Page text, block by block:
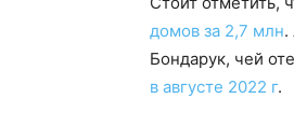
домов за 2,7 млн.
Бондарук, чей
в августе 2022 г.